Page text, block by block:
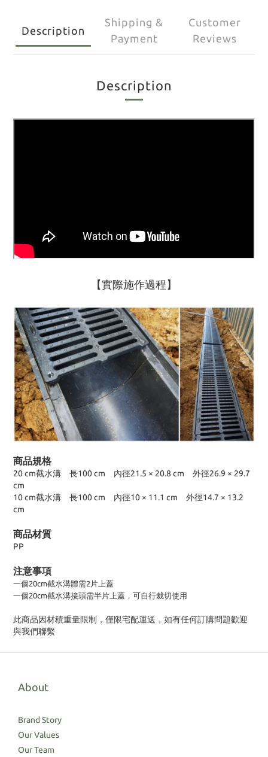
Description
Shipping &
Payment
Customer
Reviews
Description
【實際施作過程】
商品規格
20 cm截水溝 長100 cm 內徑21.5 × 20.8 cm 外徑26.9 × 29.7
cm
10 cm截水溝 長100 cm 內徑10 × 11.1 cm 外徑14.7 × 13.2
cm
商品材質
PP
注意事項
一個20cm截水溝體需2片上蓋
一個20cm截水溝接頭需半片上蓋，可自行裁切使用
此商品因材積重量限制，僅限宅配運送，如有任何訂購問題歡迎
與我們聯繫
About
Brand Story
Our Values
Our Team